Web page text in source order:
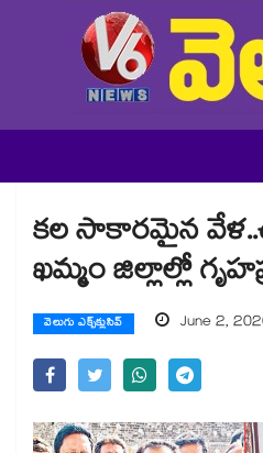
కల సాకారమైన
ఖమ్మం జిల్లాల్లో
వెలుగు ఎక్స్‌క్లుసివ్ June 2,